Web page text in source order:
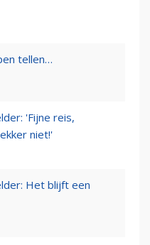
tellen…
'Fijne reis,
niet!'
Het blijft een